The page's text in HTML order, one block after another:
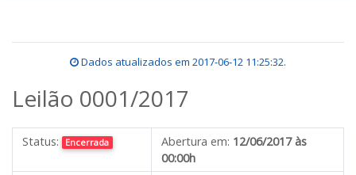
Dados atualizados em 2017-06-12 11:25:32.
Leilão 0001/2017
Status: Encerrada Abertura em: 12/06/2017 às
00:00h